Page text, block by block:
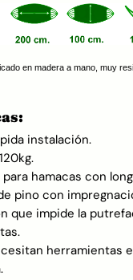
en madera a mano, muy
instalación.
hamacas con
pino con
que impide la
herramientas